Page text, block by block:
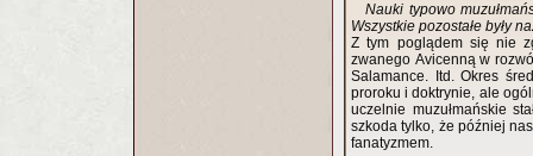
Nauki typowo
Wszystkie pozostałe były
Z tym poglądem się nie
zwanego Avicenną w
Salamance. Itd. Okres
proroku i doktrynie, ale
uczelnie muzułmańskie
szkoda tylko, że później
fanatyzmem.